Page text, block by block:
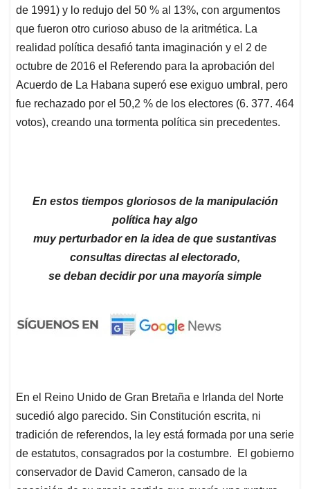
de 1991) y lo redujo del 50 % al 13%, con argumentos
que fueron otro curioso abuso de la aritmética. La
realidad política desafió tanta imaginación y el 2 de
octubre de 2016 el Referendo para la aprobación del
Acuerdo de La Habana superó ese exiguo umbral, pero
fue rechazado por el 50,2 % de los electores (6. 377. 464
votos), creando una tormenta política sin precedentes.
En estos tiempos gloriosos de la manipulación
política hay algo
muy perturbador en la idea de que sustantivas
consultas directas al electorado,
se deban decidir por una mayoría simple
En el Reino Unido de Gran Bretaña e Irlanda del Norte
sucedió algo parecido. Sin Constitución escrita, ni
tradición de referendos, la ley está formada por una serie
de estatutos, consagrados por la costumbre. El gobierno
conservador de David Cameron, cansado de la